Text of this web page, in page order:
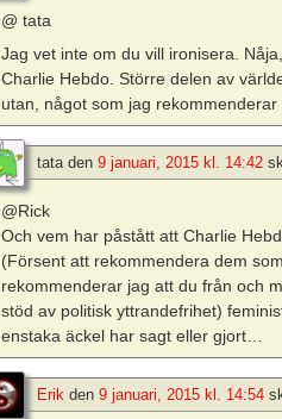
@ tata
Jag vet inte om du vill ironisera.
Charlie Hebdo. Större delen av
utan, något som jag
tataden 9 januari, 2015 kl. 14:42
@Rick
Och vem har påstått att Charlie
(Försent att rekommendera dem
rekommenderar jag att du från och
stöd av politisk yttrandefrihet)
enstaka äckel har sagt eller gjort…
Erik den 9 januari, 2015 kl. 14:54